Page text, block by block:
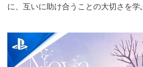
に、互いに助け合うことの大切さを学